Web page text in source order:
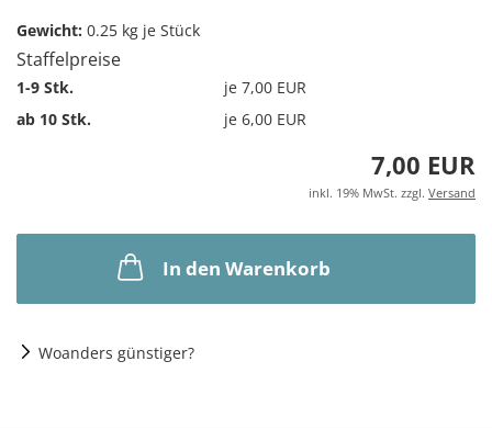
Gewicht: 0.25 kg je Stück
Staffelpreise
1-9 Stk.
je 7,00 EUR
ab 10 Stk.
je 6,00 EUR
7,00 EUR
inkl. 19% MwSt. zzgl. Versand
In den Warenkorb
Woanders günstiger?